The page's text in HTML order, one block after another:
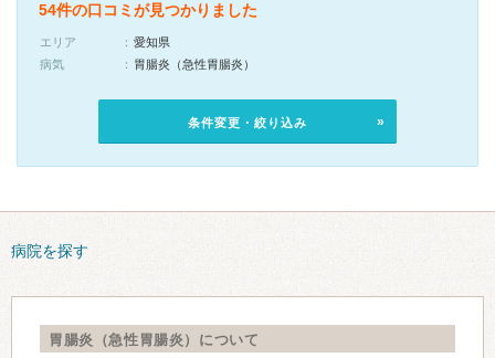
54件の口コミが見つかりました
エリア
愛知県
病気
胃腸炎（急性胃腸炎）
条件変更・絞り込み
病院を探す
胃腸炎（急性胃腸炎）について